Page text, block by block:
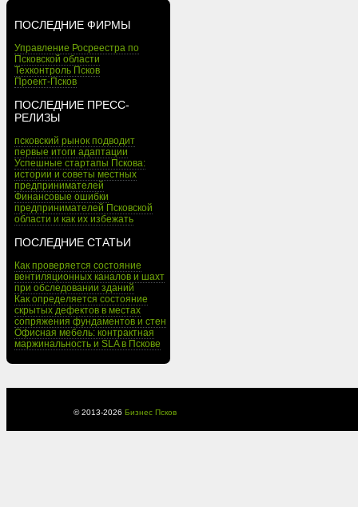
ПОСЛЕДНИЕ ФИРМЫ
Управление Росреестра по
Псковской области
Техконтроль Псков
Проект-Псков
ПОСЛЕДНИЕ ПРЕСС-
РЕЛИЗЫ
псковский рынок подводит
первые итоги адаптации
Успешные стартапы Пскова:
истории и советы местных
предпринимателей
Финансовые ошибки
предпринимателей Псковской
области и как их избежать
ПОСЛЕДНИЕ СТАТЬИ
Как проверяется состояние
вентиляционных каналов и шахт
при обследовании зданий
Как определяется состояние
скрытых дефектов в местах
сопряжения фундаментов и стен
Офисная мебель: контрактная
маржинальность и SLA в Пскове
© 2013-2026 Бизнес Псков